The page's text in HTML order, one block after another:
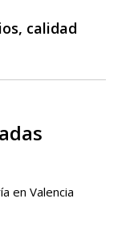
calidad
en Valencia